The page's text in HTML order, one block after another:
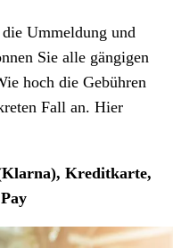
Ummeldung und
Sie alle gängigen
hoch die Gebühren
Fall an. Hier
Kreditkarte,